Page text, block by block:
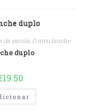
da escola O meu lanche
duplo
19.50